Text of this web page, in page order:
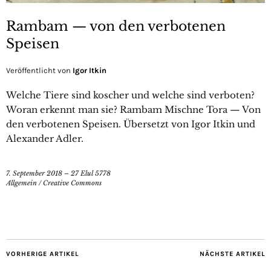
Rambam — von den verbotenen
Speisen
Veröffentlicht von Igor Itkin
Welche Tiere sind koscher und welche sind verboten?
Woran erkennt man sie? Rambam Mischne Tora — Von
den verbotenen Speisen. Übersetzt von Igor Itkin und
Alexander Adler.
7. September 2018 – 27 Elul 5778
Allgemein /Creative Commons
VORHERIGE ARTIKEL NÄCHSTE ARTIKEL